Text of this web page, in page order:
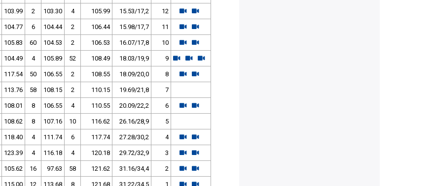
103.99 2 103.30 4 105.99 15.53/17,2 12
104.77 6 104.44 2 106.44 15.98/17,7 11
105.83 60 104.53 2 106.53 16.07/17,8 10
104.49 4 105.89 52 108.49 18.03/19,9 9
117.54 50 106.55 2 108.55 18.09/20,0 8
113.76 58 108.15 2 110.15 19.69/21,8 7
108.01 8 106.55 4 110.55 20.09/22,2 6
108.62 8 107.16 10 116.62 26.16/28,9 5
118.40 4 111.74 6 117.74 27.28/30,2 4
123.39 4 116.18 4 120.18 29.72/32,9 3
105.62 16 97.63 58 121.62 31.16/34,4 2
115.00 12 113.68 8 121.68 31.22/34,5 1